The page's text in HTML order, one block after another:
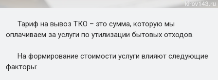
Тариф на вывоз ТКО – это сумма, которую мы
оплачиваем за услуги по утилизации бытовых отходов.
На формирование стоимости услуги влияют следующие
факторы: